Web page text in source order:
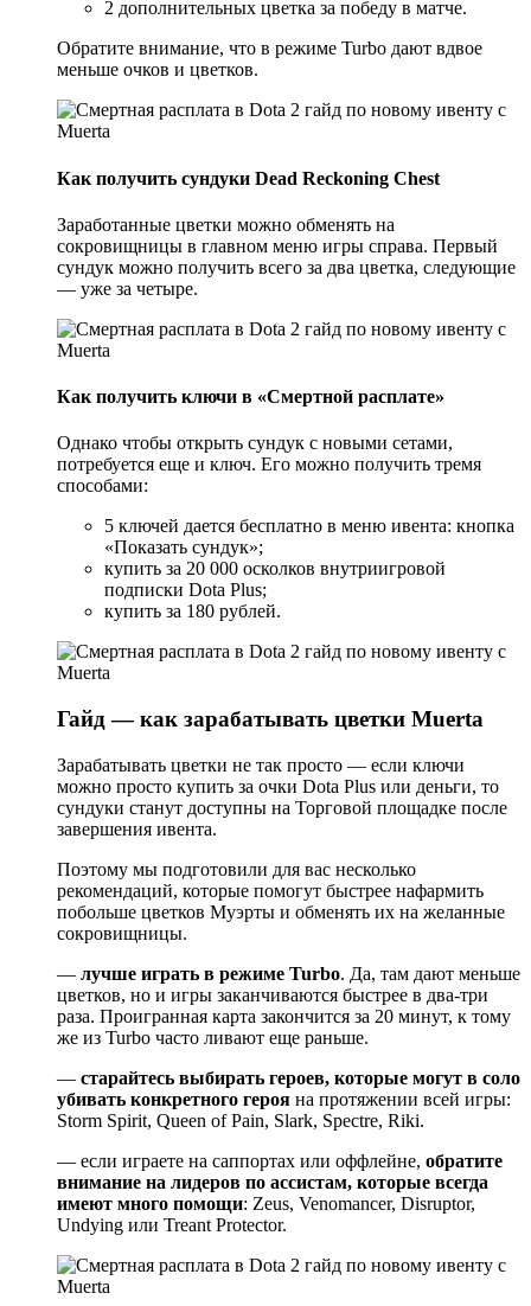
2 дополнительных цветка за победу в матче.
Обратите внимание, что в режиме Turbo дают вдвое
меньше очков и цветков.
Как получить сундуки Dead Reckoning Chest
Заработанные цветки можно обменять на
сокровищницы в главном меню игры справа. Первый
сундук можно получить всего за два цветка, следующие
— уже за четыре.
Как получить ключи в «Смертной расплате»
Однако чтобы открыть сундук с новыми сетами,
потребуется еще и ключ. Его можно получить тремя
способами:
5 ключей дается бесплатно в меню ивента: кнопка
«Показать сундук»;
купить за 20 000 осколков внутриигровой
подписки Dota Plus;
купить за 180 рублей.
Гайд — как зарабатывать цветки Muerta
Зарабатывать цветки не так просто — если ключи
можно просто купить за очки Dota Plus или деньги, то
сундуки станут доступны на Торговой площадке после
завершения ивента.
Поэтому мы подготовили для вас несколько
рекомендаций, которые помогут быстрее нафармить
побольше цветков Муэрты и обменять их на желанные
сокровищницы.
— лучше играть в режиме Turbo. Да, там дают меньше
цветков, но и игры заканчиваются быстрее в два-три
раза. Проигранная карта закончится за 20 минут, к тому
же из Turbo часто ливают еще раньше.
— старайтесь выбирать героев, которые могут в соло
убивать конкретного героя на протяжении всей игры:
Storm Spirit, Queen of Pain, Slark, Spectre, Riki.
— если играете на саппортах или оффлейне, обратите
внимание на лидеров по ассистам, которые всегда
имеют много помощи: Zeus, Venomancer, Disruptor,
Undying или Treant Protector.